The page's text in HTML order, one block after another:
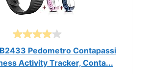
Pedometro Contapassi
Activity Tracker, Conta...